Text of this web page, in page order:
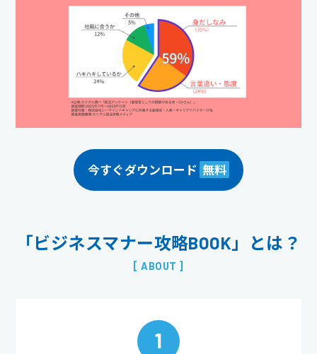
今すぐダウンロード 無料
「ビジネスマナー攻略BOOK」とは？
[ ABOUT ]
1